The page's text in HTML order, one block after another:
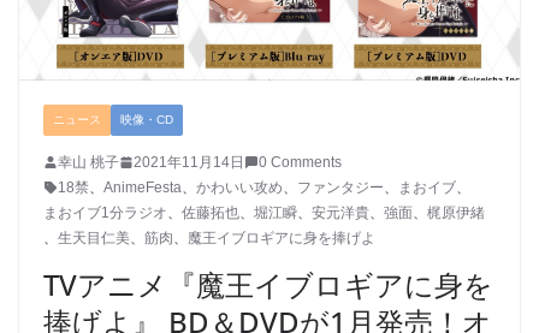
ニュース 映像・CD
幸山 桃子 2021年11月14日
0 Comments
18禁、 AnimeFesta、 かわいい攻め、 ファンタジー、 まおイブ、
まおイブ1分ラジオ、 佐藤拓也、 堀江瞬、 安元洋貴、 強面、 梶原伊緒
、 生天目仁美、 筋肉、 魔王イブロギアに身を捧げよ
TVアニメ『魔王イブロギアに身を
捧げよ』 BD＆DVDが1月発売！オ